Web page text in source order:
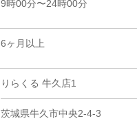
9時00分〜24時00分
6ヶ月以上
りらくる 牛久店1
茨城県牛久市中央2-4-3